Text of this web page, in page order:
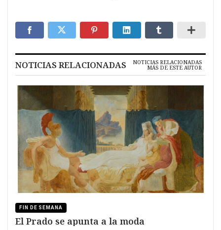
NOTICIAS RELACIONADAS NOTICIAS RELACIONADAS
MÁS DE ESTE AUTOR
FIN DE SEMANA
El Prado se apunta a la moda